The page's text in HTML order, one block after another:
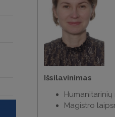
Išsilavinimas
Magistro